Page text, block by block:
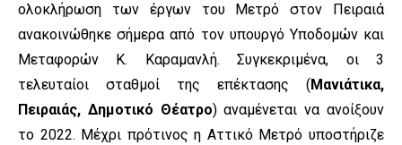
ολοκλήρωση των έργων του Μετρό στον Πειραιά
ανακοινώθηκε σήμερα από τον υπουργό Υποδομών και
Μεταφορών Κ. Καραμανλή. Συγκεκριμένα, οι 3
τελευταίοι σταθμοί της επέκτασης ( Μανιάτικα,
Πειραιάς, Δημοτικό Θέατρο) αναμένεται να ανοίξουν
το 2022. Μέχρι πρότινος η Αττικό Μετρό υποστήριζε